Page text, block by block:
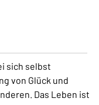
sich selbst
von Glück und
Das Leben ist